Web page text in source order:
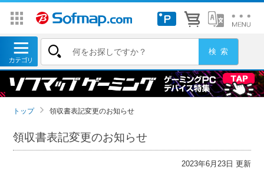
トップ 領収書表記変更のお知らせ
領収書表記変更のお知らせ
2023年6月23日 更新